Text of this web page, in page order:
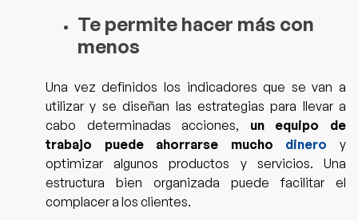
Te permite hacer más con
menos
Una vez definidos los indicadores que se van a
utilizar y se diseñan las estrategias para llevar a
cabo determinadas acciones, un equipo de
trabajo puede ahorrarse mucho dinero
y
optimizar algunos productos y servicios. Una
estructura bien organizada puede facilitar el
complacer a los clientes.